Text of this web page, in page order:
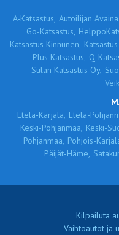
A-Katsastus, Autoilijan
Go-Katsastus,
Katsastus Kinnunen,
Plus Katsastus, Q-
Sulan Katsastus Oy,
Etelä-Karjala, Etelä-
Keski-Pohjanmaa, Keski-
Pohjanmaa, Pohjois-
Päijät-Häme,
Kilpailuta
Vaihtoautot ja